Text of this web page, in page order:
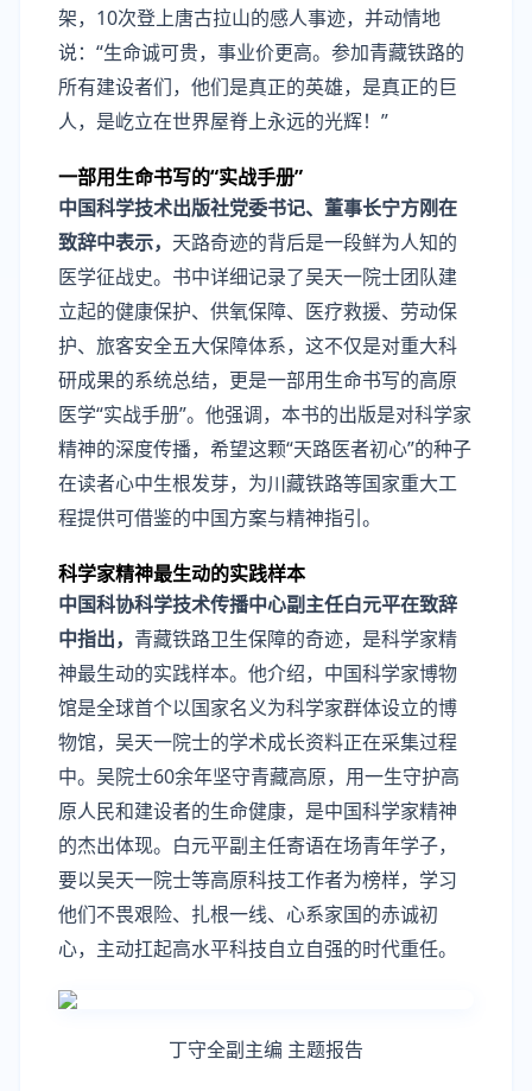
架，10次登上唐古拉山的感人事迹，并动情地
说：“生命诚可贵，事业价更高。参加青藏铁路的
所有建设者们，他们是真正的英雄，是真正的巨
人，是屹立在世界屋脊上永远的光辉！”
一部用生命书写的“实战手册”
中国科学技术出版社党委书记、董事长宁方刚在
致辞中表示， 天路奇迹的背后是一段鲜为人知的
医学征战史。书中详细记录了吴天一院士团队建
立起的健康保护、供氧保障、医疗救援、劳动保
护、旅客安全五大保障体系，这不仅是对重大科
研成果的系统总结，更是一部用生命书写的高原
医学“实战手册”。他强调，本书的出版是对科学家
精神的深度传播，希望这颗“天路医者初心”的种子
在读者心中生根发芽，为川藏铁路等国家重大工
程提供可借鉴的中国方案与精神指引。
科学家精神最生动的实践样本
中国科协科学技术传播中心副主任白元平在致辞
中指出， 青藏铁路卫生保障的奇迹，是科学家精
神最生动的实践样本。他介绍，中国科学家博物
馆是全球首个以国家名义为科学家群体设立的博
物馆，吴天一院士的学术成长资料正在采集过程
中。吴院士60余年坚守青藏高原，用一生守护高
原人民和建设者的生命健康，是中国科学家精神
的杰出体现。白元平副主任寄语在场青年学子，
要以吴天一院士等高原科技工作者为榜样，学习
他们不畏艰险、扎根一线、心系家国的赤诚初
心，主动扛起高水平科技自立自强的时代重任。
丁守全副主编 主题报告